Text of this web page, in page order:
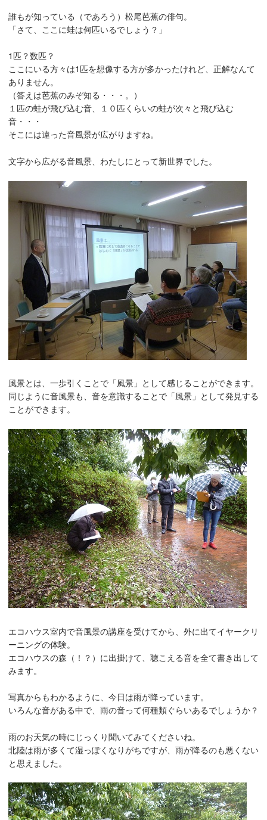
誰もが知っている（であろう）松尾芭蕉の俳句。
「さて、ここに蛙は何匹いるでしょう？」
1匹？数匹？
ここにいる方々は1匹を想像する方が多かったけれど、正解なんて
ありません。
（答えは芭蕉のみぞ知る・・・。）
１匹の蛙が飛び込む音、１０匹くらいの蛙が次々と飛び込む
音・・・
そこには違った音風景が広がりますね。
文字から広がる音風景、わたしにとって新世界でした。
風景とは、一歩引くことで「風景」として感じることができます。
同じように音風景も、音を意識することで「風景」として発見する
ことができます。
エコハウス室内で音風景の講座を受けてから、外に出てイヤークリ
ーニングの体験。
エコハウスの森（！？）に出掛けて、聴こえる音を全て書き出して
みます。
写真からもわかるように、今日は雨が降っています。
いろんな音がある中で、雨の音って何種類ぐらいあるでしょうか？
雨のお天気の時にじっくり聞いてみてくださいね。
北陸は雨が多くて湿っぽくなりがちですが、雨が降るのも悪くない
と思えました。